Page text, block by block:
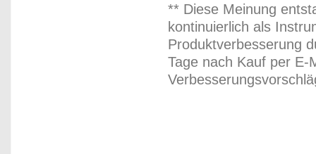
** Diese Meinung
kontinuierlich als
Produktverbesserung
Tage nach Kauf per E-